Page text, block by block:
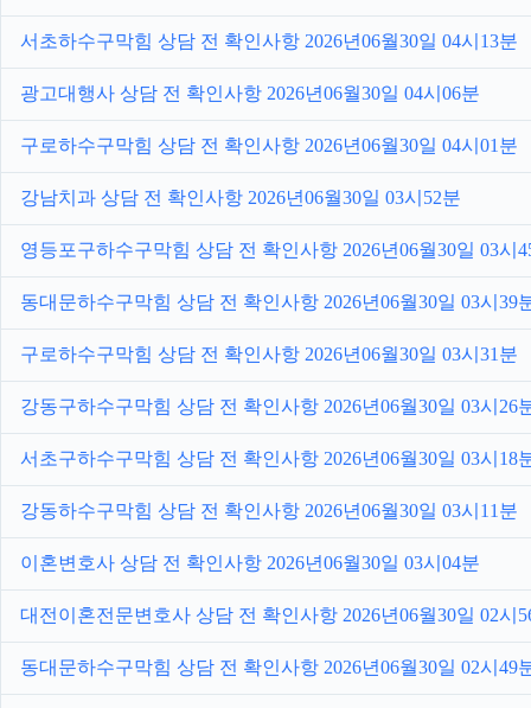
서초하수구막힘 상담 전 확인사항 2026년06월30일 04시13분
광고대행사 상담 전 확인사항 2026년06월30일 04시06분
구로하수구막힘 상담 전 확인사항 2026년06월30일 04시01분
강남치과 상담 전 확인사항 2026년06월30일 03시52분
영등포구하수구막힘 상담 전 확인사항 2026년06월30일 03시
동대문하수구막힘 상담 전 확인사항 2026년06월30일 03시39
구로하수구막힘 상담 전 확인사항 2026년06월30일 03시31분
강동구하수구막힘 상담 전 확인사항 2026년06월30일 03시26
서초구하수구막힘 상담 전 확인사항 2026년06월30일 03시18
강동하수구막힘 상담 전 확인사항 2026년06월30일 03시11분
이혼변호사 상담 전 확인사항 2026년06월30일 03시04분
대전이혼전문변호사 상담 전 확인사항 2026년06월30일 02시
동대문하수구막힘 상담 전 확인사항 2026년06월30일 02시49